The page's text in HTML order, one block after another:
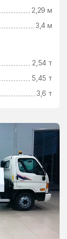
2,29 м
3,4 м
2,54 т
5,45 т
3,6 т
усадьбы